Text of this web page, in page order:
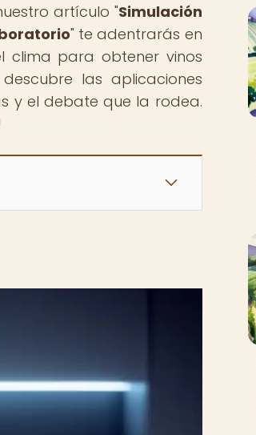
artículo "Simulación
" te adentrarás en
clima para obtener vinos
las aplicaciones
y el debate que la rodea.